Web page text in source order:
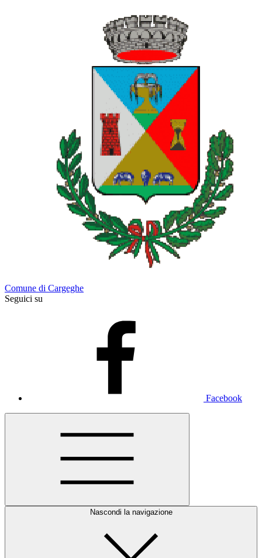
Comune di Cargeghe
Seguici su
Facebook
Nascondi la navigazione